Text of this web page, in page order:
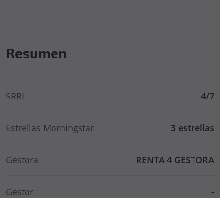
Resumen
SRRI 4/7
Estrellas Morningstar 3 estrellas
Gestora RENTA 4 GESTORA
Gestor -